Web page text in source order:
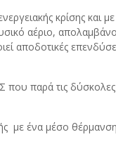
κρίσης και με
αέριο,
αποδοτικές
που παρά τις
με ένα μέσο